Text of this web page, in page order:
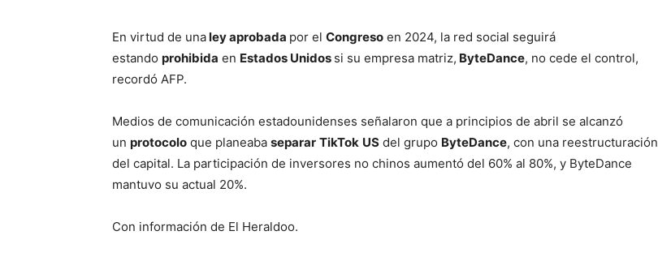
En virtud de unaley aprobada por el Congreso en 2024, la red social seguirá
estando prohibida en Estados Unidos si su empresa matriz, ByteDance, no cede el control,
recordó AFP.
Medios de comunicación estadounidenses señalaron que a principios de abril se alcanzó
un protocolo que planeaba separar TikTok US del grupo ByteDance, con una reestructuración
del capital. La participación de inversores no chinos aumentó del 60% al 80%, y ByteDance
mantuvo su actual 20%.
Con información de El Heraldoo.